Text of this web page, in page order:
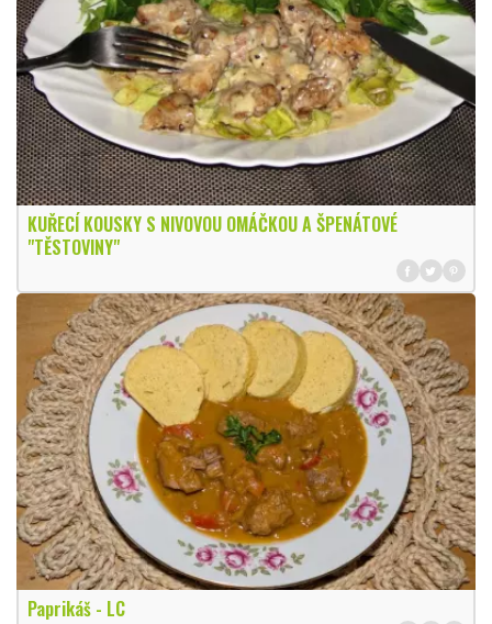
KUŘECÍ KOUSKY S NIVOVOU OMÁČKOU A ŠPENÁTOVÉ
"TĚSTOVINY"
Paprikáš - LC